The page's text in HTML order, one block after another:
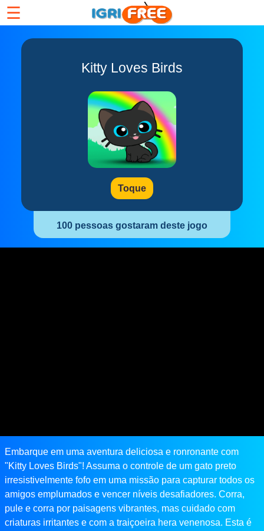
☰
Kitty Loves Birds
Toque
100 pessoas gostaram deste jogo
Embarque em uma aventura deliciosa e ronronante com
"Kitty Loves Birds"! Assuma o controle de um gato preto
irresistivelmente fofo em uma missão para capturar todos os
amigos emplumados e vencer níveis desafiadores. Corra,
pule e corra por paisagens vibrantes, mas cuidado com
criaturas irritantes e com a traiçoeira hera venenosa. Esta é